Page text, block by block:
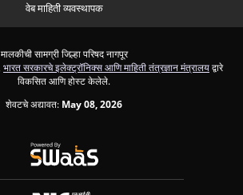
वेब माहिती व्यवस्थापक
मालकीची सामग्री जिल्हा परिषद नागपूर
भारत सरकारचे इलेक्ट्रॉनिक्स आणि माहिती तंत्रज्ञान मंत्रालयद्वारे
विकसित आणि होस्ट केलेले.
शेवटचे अद्यावत: May 08, 2026